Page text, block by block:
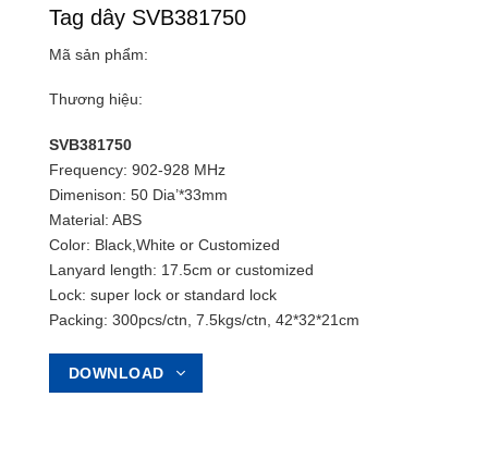
Tag dây SVB381750
Mã sản phẩm:
Thương hiệu:
SVB381750
Frequency: 902-928 MHz
Dimenison: 50 Dia’*33mm
Material: ABS
Color: Black,White or Customized
Lanyard length: 17.5cm or customized
Lock: super lock or standard lock
Packing: 300pcs/ctn, 7.5kgs/ctn, 42*32*21cm
DOWNLOAD